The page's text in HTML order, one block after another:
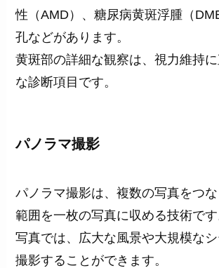
性（AMD）、糖尿病黄斑浮腫（
孔などがあります。
黄斑部の詳細な観察は、視力維持
な診断項目です。
パノラマ撮影
パノラマ撮影は、複数の写真をつ
範囲を一枚の写真に収める技術です
写真では、広大な風景や大規模な
撮影することができます。